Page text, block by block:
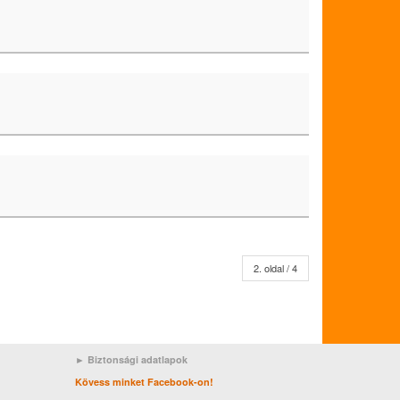
2. oldal / 4
► Biztonsági adatlapok
Kövess minket Facebook-on!